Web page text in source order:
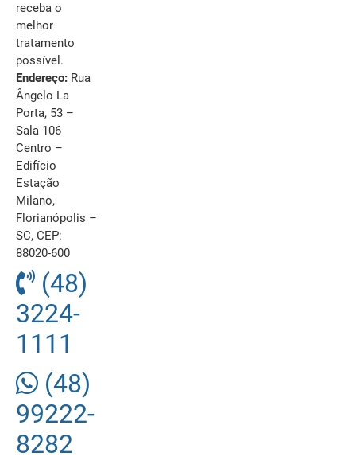
receba o
melhor
tratamento
possível.
Endereço: Rua
Ângelo La
Porta, 53 –
Sala 106
Centro –
Edifício
Estação
Milano,
Florianópolis –
SC, CEP:
88020-600
(48)
3224-
1111
(48)
99222-
8282